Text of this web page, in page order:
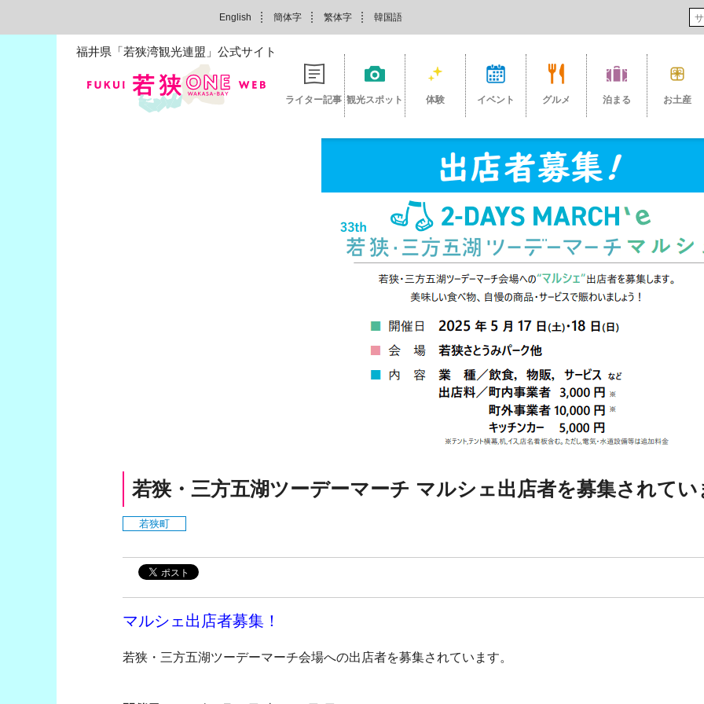
English 簡体字 繁体字 韓国語
福井県「若狭湾観光連盟」公式サイト
ライター記事 観光スポット 体験 イベント グルメ 泊まる お土産
若狭・三方五湖ツーデーマーチ マルシェ出店者を募集されてい
若狭町
マルシェ出店者募集！
若狭・三方五湖ツーデーマーチ会場への出店者を募集されています。